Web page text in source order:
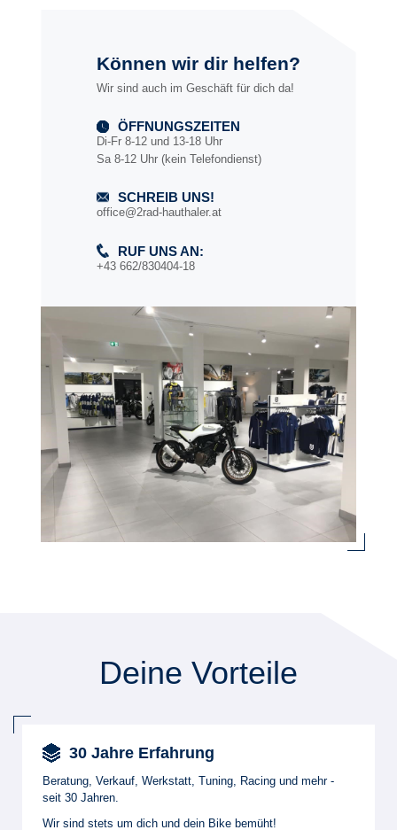
Können wir dir helfen?
Wir sind auch im Geschäft für dich da!
ÖFFNUNGSZEITEN
Di-Fr 8-12 und 13-18 Uhr
Sa 8-12 Uhr (kein Telefondienst)
SCHREIB UNS!
office@2rad-hauthaler.at
RUF UNS AN:
+43 662/830404-18
Deine Vorteile
30 Jahre Erfahrung
Beratung, Verkauf, Werkstatt, Tuning, Racing und mehr -
seit 30 Jahren.
Wir sind stets um dich und dein Bike bemüht!